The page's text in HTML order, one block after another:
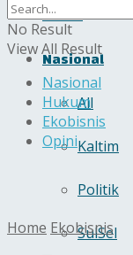
Home
Nasional
All
Kaltim
Politik
SulSel
No Result
View All Result
Nasional
Hukum
Ekobisnis
Opini
Home Ekobisnis